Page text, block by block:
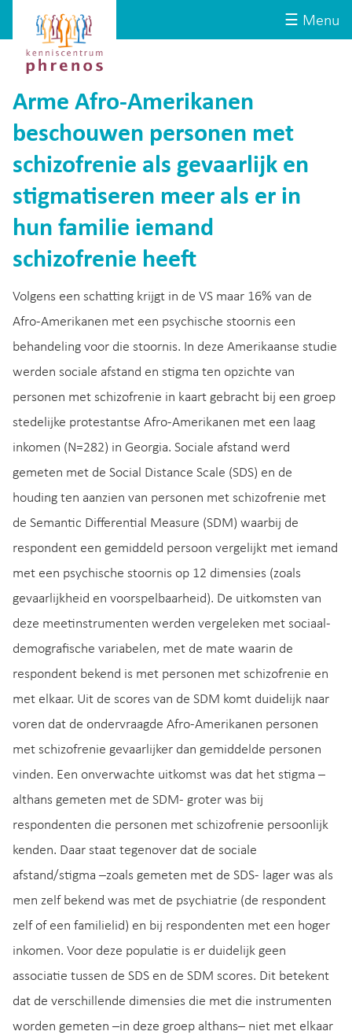
☰ Menu
Kenniscentrum
Phrenos
website
Arme Afro-Amerikanen
beschouwen personen met
schizofrenie als gevaarlijk en
stigmatiseren meer als er in
hun familie iemand
schizofrenie heeft
Volgens een schatting krijgt in de VS maar 16% van de
Afro-Amerikanen met een psychische stoornis een
behandeling voor die stoornis. In deze Amerikaanse studie
werden sociale afstand en stigma ten opzichte van
personen met schizofrenie in kaart gebracht bij een groep
stedelijke protestantse Afro-Amerikanen met een laag
inkomen (N=282) in Georgia. Sociale afstand werd
gemeten met de Social Distance Scale (SDS) en de
houding ten aanzien van personen met schizofrenie met
de Semantic Differential Measure (SDM) waarbij de
respondent een gemiddeld persoon vergelijkt met iemand
met een psychische stoornis op 12 dimensies (zoals
gevaarlijkheid en voorspelbaarheid). De uitkomsten van
deze meetinstrumenten werden vergeleken met sociaal-
demografische variabelen, met de mate waarin de
respondent bekend is met personen met schizofrenie en
met elkaar. Uit de scores van de SDM komt duidelijk naar
voren dat de ondervraagde Afro-Amerikanen personen
met schizofrenie gevaarlijker dan gemiddelde personen
vinden. Een onverwachte uitkomst was dat het stigma –
althans gemeten met de SDM- groter was bij
respondenten die personen met schizofrenie persoonlijk
kenden. Daar staat tegenover dat de sociale
afstand/stigma –zoals gemeten met de SDS- lager was als
men zelf bekend was met de psychiatrie (de respondent
zelf of een familielid) en bij respondenten met een hoger
inkomen. Voor deze populatie is er duidelijk geen
associatie tussen de SDS en de SDM scores. Dit betekent
dat de verschillende dimensies die met die instrumenten
worden gemeten –in deze groep althans– niet met elkaar